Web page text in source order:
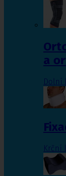
a
Dolní
Krční